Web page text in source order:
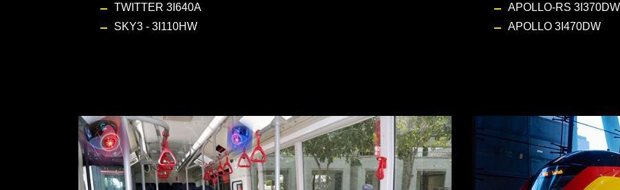
TWITTER 3I640A
SKY3 - 3I110HW
APOLLO-RS
APOLLO 3I470DW